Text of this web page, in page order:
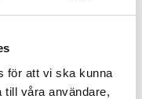
för att vi ska kunna
till våra användare,